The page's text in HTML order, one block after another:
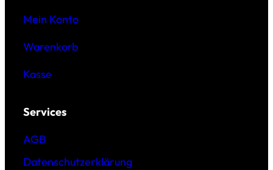
Mein Konto
Warenkorb
Kasse
Services
AGB
Datenschutzerklärung